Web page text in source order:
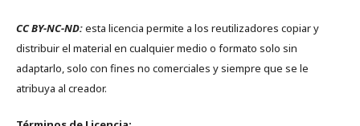
CC BY-NC-ND:esta licencia permite a los reutilizadores copiar y
distribuir el material en cualquier medio o formato solo sin
adaptarlo, solo con fines no comerciales y siempre que se le
atribuya al creador.